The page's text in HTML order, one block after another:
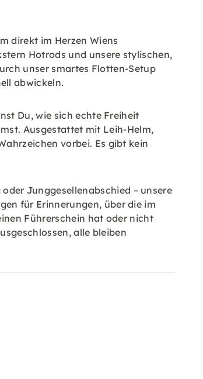
direkt im Herzen Wiens
Hotrods und unsere stylischen,
unser smartes Flotten-Setup
abwickeln.
Du, wie sich echte Freiheit
Ausgestattet mit Leih-Helm,
vorbei. Es gibt kein
Junggesellenabschied – unsere
für Erinnerungen, über die im
Führerschein hat oder nicht
alle bleiben